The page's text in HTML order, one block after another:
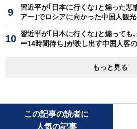
習近平が｢日本に行くな｣と煽った
アー｣でロシアに向かった中国人観
習近平が｢日本に行くな｣と煽って
ー14時間待ち｣が映し出す中国人客
もっと見る
この記事の読者に
人気の記事